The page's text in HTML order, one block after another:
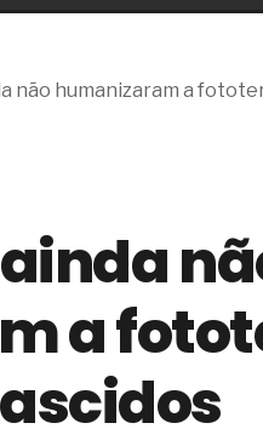
de materiais
B2B e a venda complexa
dos fios, cabos e
com tipologia de giro para as
apenas reage aos problemas?
má-fé para tentar criar uma
não humanizaram a
a